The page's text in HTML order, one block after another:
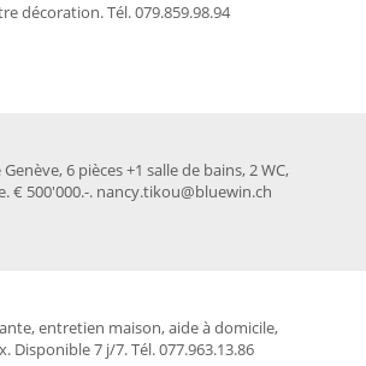
décoration. Tél. 079.859.98.94
6 pièces +1 salle de bains, 2 WC,
€ 500'000.-. nancy.tikou@bluewin.ch
entretien maison, aide à domicile,
Disponible 7 j/7. Tél. 077.963.13.86